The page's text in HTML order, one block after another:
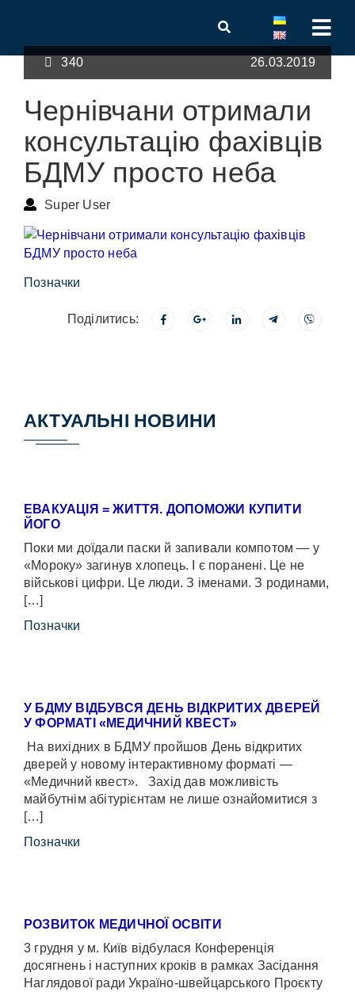
340 26.03.2019
Чернівчани отримали
консультацію фахівців
БДМУ просто неба
Super User
Позначки
Поділитись:
АКТУАЛЬНІ НОВИНИ
ЕВАКУАЦІЯ = ЖИТТЯ. ДОПОМОЖИ КУПИТИ
ЙОГО
Поки ми доїдали паски й запивали компотом — у
«Мороку» загинув хлопець. І є поранені. Це не
військові цифри. Це люди. З іменами. З родинами,
[…]
Позначки
У БДМУ ВІДБУВСЯ ДЕНЬ ВІДКРИТИХ ДВЕРЕЙ
У ФОРМАТІ «МЕДИЧНИЙ КВЕСТ»
На вихідних в БДМУ пройшов День відкритих
дверей у новому інтерактивному форматі —
«Медичний квест». Захід дав можливість
майбутнім абітурієнтам не лише ознайомитися з
[…]
Позначки
РОЗВИТОК МЕДИЧНОЇ ОСВІТИ
3 грудня у м. Київ відбулася Конференція
досягнень і наступних кроків в рамках Засідання
Наглядової ради Україно-швейцарського Проєкту